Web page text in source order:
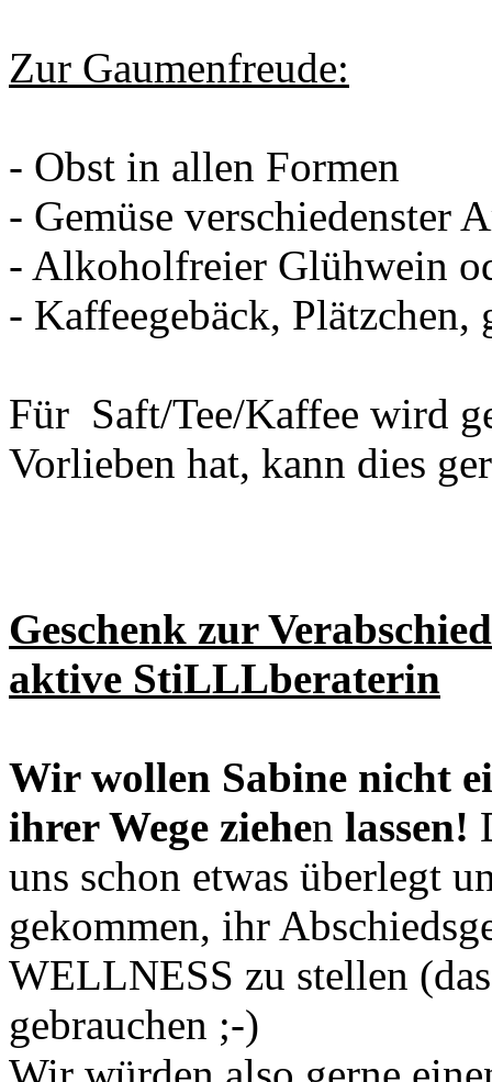
Zur Gaumenfreude:
- Obst in allen Formen
- Gemüse verschiedenster
- Alkoholfreier Glühwein
- Kaffeegebäck, Plätzchen,
Für Saft/Tee/Kaffee wird
Vorlieben hat, kann dies
Geschenk zur
aktive StiLLLberaterin
Wir wollen Sabine nicht
ihrer Wege ziehen lassen!
uns schon etwas überlegt
gekommen, ihr
WELLNESS zu stellen
gebrauchen ;-)